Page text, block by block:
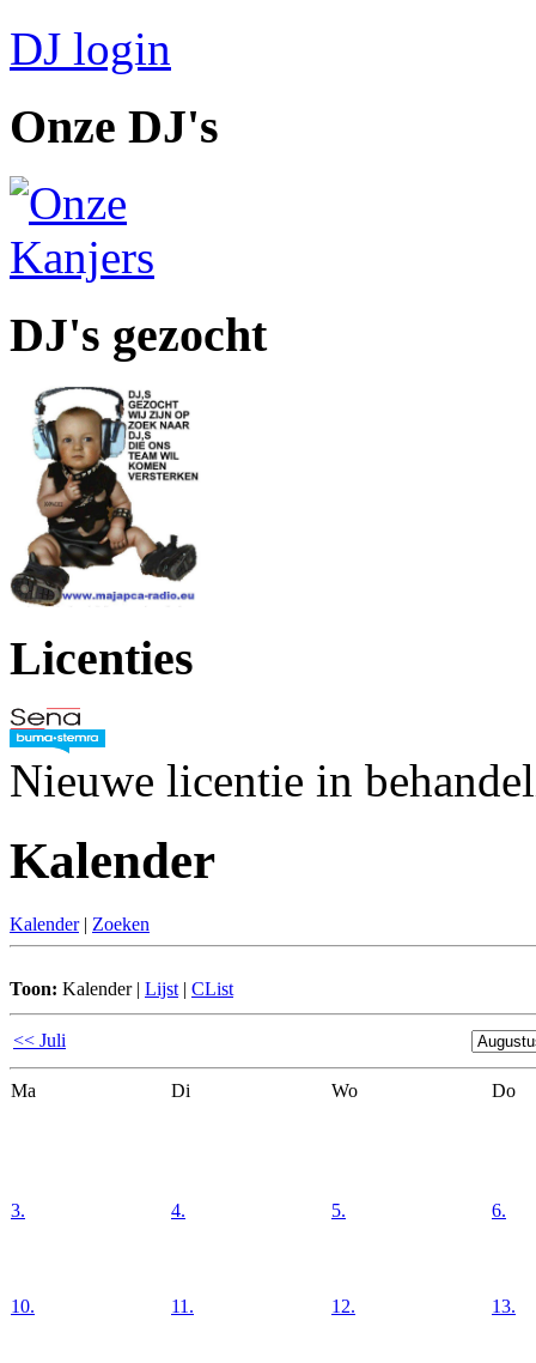
DJ login
Onze DJ's
DJ's gezocht
Licenties
Nieuwe licentie in
Kalender
Kalender | Zoeken
Toon: Kalender| Lijst | CList
<< Juli
Ma Di Wo Do
3. 4. 5. 6.
10. 11. 12. 13.